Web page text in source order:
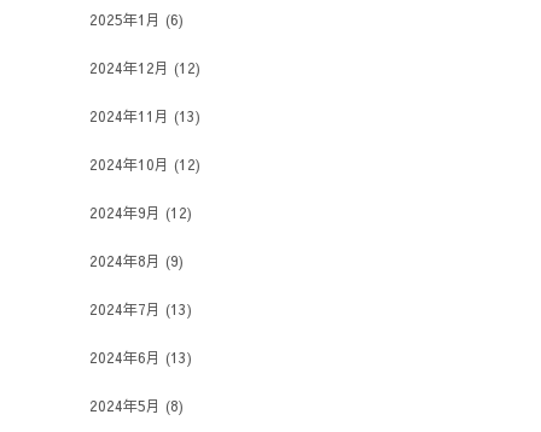
2025年1月 (6)
2024年12月 (12)
2024年11月 (13)
2024年10月 (12)
2024年9月 (12)
2024年8月 (9)
2024年7月 (13)
2024年6月 (13)
2024年5月 (8)